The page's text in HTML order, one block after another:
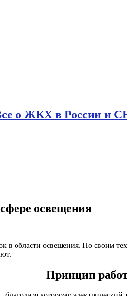
о ЖКХ в России и
освещения
области освещения. По своим
Принцип